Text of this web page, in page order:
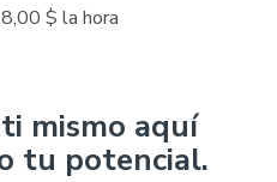
$ la hora
mismo aquí
tu potencial.